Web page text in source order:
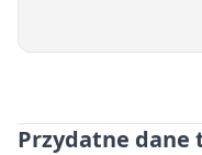
Przydatne dane